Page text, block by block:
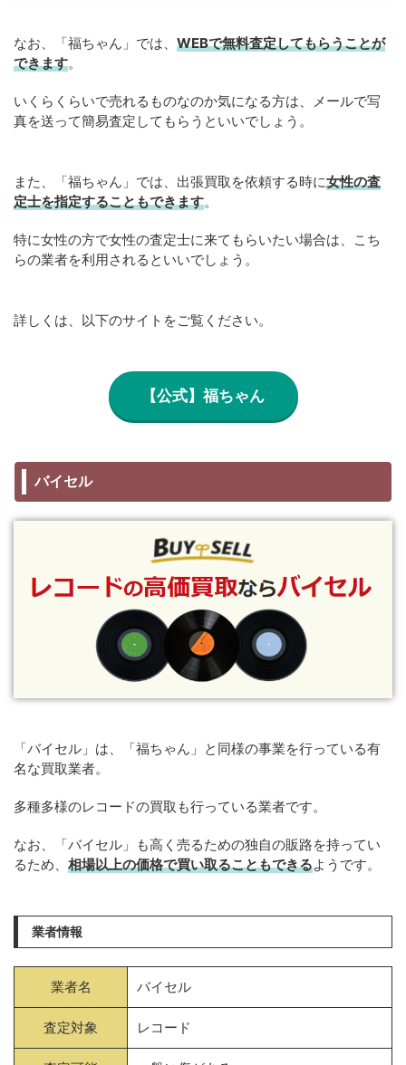
なお、「福ちゃん」では、 WEBで無料査定してもらうことが
できます。
いくらくらいで売れるものなのか気になる方は、メールで写
真を送って簡易査定してもらうといいでしょう。
また、「福ちゃん」では、出張買取を依頼する時に女性の査
定士を指定することもできます。
特に女性の方で女性の査定士に来てもらいたい場合は、こち
らの業者を利用されるといいでしょう。
詳しくは、以下のサイトをご覧ください。
【公式】福ちゃん
バイセル
「バイセル」は、「福ちゃん」と同様の事業を行っている有
名な買取業者。
多種多様のレコードの買取も行っている業者です。
なお、「バイセル」も高く売るための独自の販路を持ってい
るため、 相場以上の価格で買い取ることもできるようです。
業者情報
業者名 バイセル
査定対象 レコード